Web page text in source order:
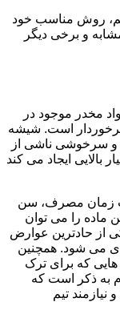
روش مناسب خود
و برخی دیگر
مخدر موجود در
برخوردار است. شیشه
و سرخوشی ناشی از
بالایی ایجاد می کند
زمان مصرف، سن
را می توان
از حادترین عوارض
می شود. همچنین
که برای ترک
به ذکر است که
تیم